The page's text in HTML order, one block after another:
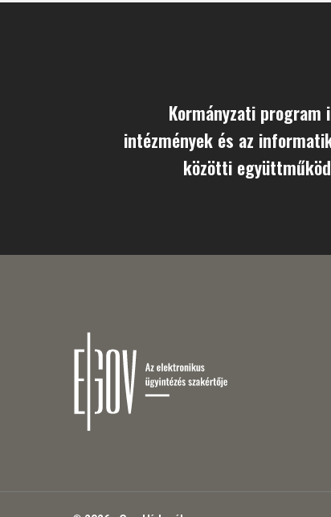
Kormányzati program
intézmények és az
közötti